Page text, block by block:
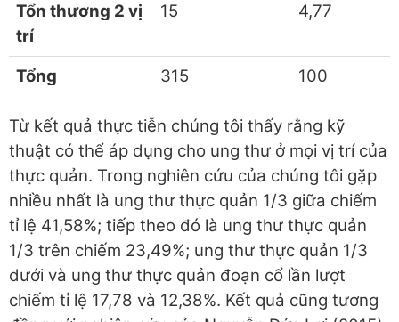
Tổn thương 2 vị
trí
15 4,77
Tổng 315 100
Từ kết quả thực tiễn chúng tôi thấy rằng kỹ
thuật có thể áp dụng cho ung thư ở mọi vị trí của
thực quản. Trong nghiên cứu của chúng tôi gặp
nhiều nhất là ung thư thực quản 1/3 giữa chiếm
tỉ lệ 41,58%; tiếp theo đó là ung thư thực quản
1/3 trên chiếm 23,49%; ung thư thực quản 1/3
dưới và ung thư thực quản đoạn cổ lần lượt
chiếm tỉ lệ 17,78 và 12,38%. Kết quả cũng tương